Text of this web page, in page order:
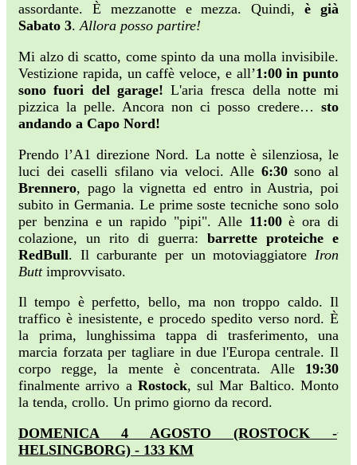
assordante. È mezzanotte e mezza. Quindi,è già
Sabato 3.Allora posso partire!
Mi alzo di scatto, come spinto da una molla invisibile.
Vestizione rapida, un caffè veloce, e all’1:00 in punto
sono fuori del garage! L'aria fresca della notte mi
pizzica la pelle. Ancora non ci posso credere… sto
andando a Capo Nord!
Prendo l’A1 direzione Nord. La notte è silenziosa, le
luci dei caselli sfilano via veloci. Alle 6:30sono al
Brennero, pago la vignetta ed entro in Austria, poi
subito in Germania. Le prime soste tecniche sono solo
per benzina e un rapido "pipi". Alle 11:00è ora di
colazione, un rito di guerra: barrette proteiche e
RedBull. Il carburante per un motoviaggiatore Iron
Buttimprovvisato.
Il tempo è perfetto, bello, ma non troppo caldo. Il
traffico è inesistente, e procedo spedito verso nord. È
la prima, lunghissima tappa di trasferimento, una
marcia forzata per tagliare in due l'Europa centrale. Il
corpo regge, la mente è concentrata. Alle 19:30
finalmente arrivo a Rostock, sul Mar Baltico. Monto
la tenda, crollo. Un primo giorno da record.
DOMENICA 4 AGOSTO (ROSTOCK -
HELSINGBORG) - 133 KM